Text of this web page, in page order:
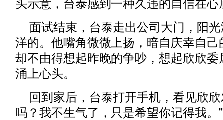
头示意，台泰感到一种久违的自信在心
面试结束，台泰走出公司大门，阳
洋的。他嘴角微微上扬，暗自庆幸自
却不由得想起昨晚的争吵，想起欣欣
涌上心头。
回到家后，台泰打开手机，看见欣
吗？我不生气了，只是希望你记得我。